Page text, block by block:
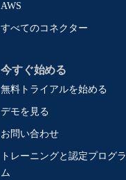
AWS
すべてのコネクター
今すぐ始める
無料トライアルを始める
デモを見る
お問い合わせ
トレーニングと認定プログラ
ム